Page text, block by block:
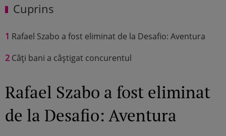
Cuprins
1 Rafael Szabo a fost eliminat de la Desafio: Aventura
2 Câți bani a câștigat concurentul
Rafael Szabo a fost eliminat
de la Desafio: Aventura